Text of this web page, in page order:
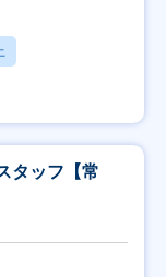
タッフ【常